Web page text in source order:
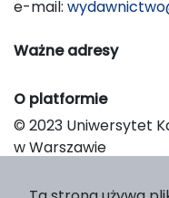
e-mail:
Ważne adresy
O platformie
© 2023 Uniwersytet
w Warszawie
Platform & Workflow